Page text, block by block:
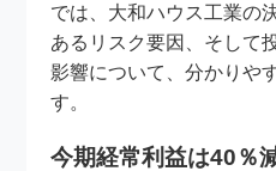
では、大和ハウス工業の
あるリスク要因、そして
影響について、分かりや
す。
今期経常利益は40